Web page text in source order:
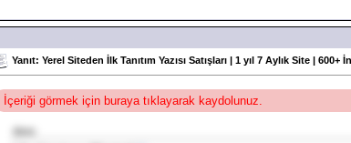
Yanıt: Yerel Siteden İlk Tanıtım Yazısı Satışları | 1 yıl 7 Aylık Site |
İçeriği görmek için buraya tıklayarak kaydolunuz.
Alıntı: